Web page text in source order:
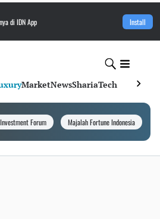
di IDN App Install
MarketNewsShariaTech
Forum Majalah Fortune Indonesia